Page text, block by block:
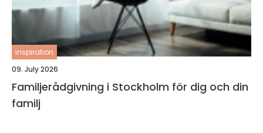
inspiration
09. July 2026
Familjerådgivning i Stockholm för dig och din
familj